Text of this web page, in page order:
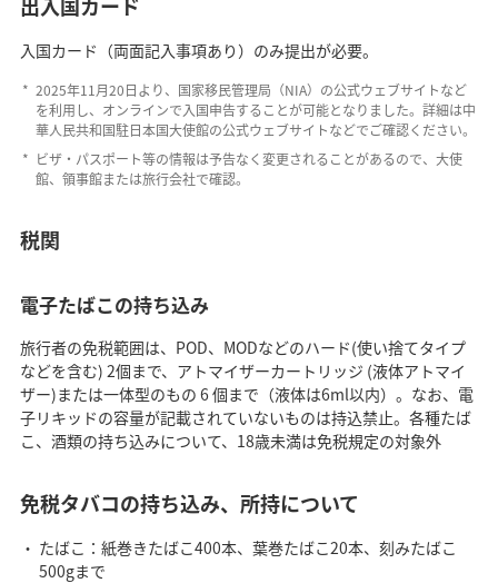
入国カード（両面記入事項あり）のみ提出が必要。
2025年11月20日より、国家移民管理局（NIA）の公式ウェブサイトなど
を利用し、オンラインで入国申告することが可能となりました。詳細は中
華人民共和国駐日本国大使館の公式ウェブサイトなどでご確認ください。
ビザ・パスポート等の情報は予告なく変更されることがあるので、大使
館、領事館または旅行会社で確認。
税関
電子たばこの持ち込み
旅行者の免税範囲は、POD、MODなどのハード(使い捨てタイプ
などを含む) 2個まで、アトマイザーカートリッジ (液体アトマイ
ザー)または一体型のもの 6 個まで（液体は6ml以内）。なお、電
子リキッドの容量が記載されていないものは持込禁止。各種たば
こ、酒類の持ち込みについて、18歳未満は免税規定の対象外
免税タバコの持ち込み、所持について
たばこ：紙巻きたばこ400本、葉巻たばこ20本、刻みたばこ
500gまで